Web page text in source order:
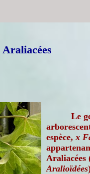
Araliacées
Le
espèce,x
Araliacées
Aralioïdées